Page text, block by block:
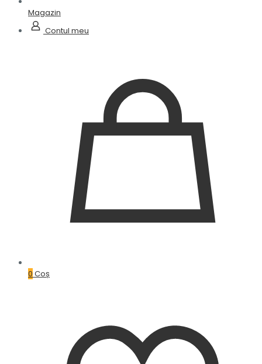
Magazin
Contul meu
0 Coș